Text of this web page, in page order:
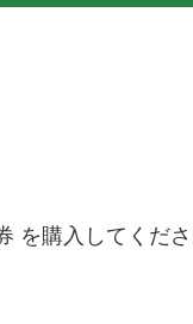
を購入してくだ